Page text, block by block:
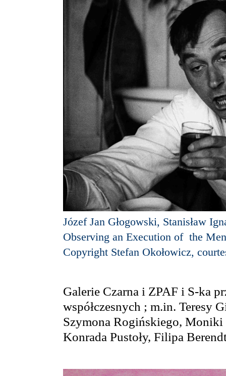
Józef Jan Głogowski, Stanisław
Observing an Execution of the
Copyright Stefan Okołowicz,
Galerie Czarna i ZPAF i S-ka
współczesnych ; m.in. Teresy
Szymona Rogińskiego,
Konrada Pustoły, Filipa